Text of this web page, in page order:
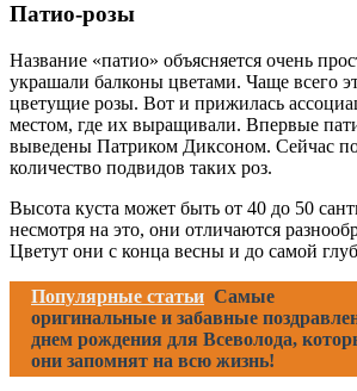
Патио-розы
Название «патио» объясняется очень
украшали балконы цветами. Чаще всего
цветущие розы. Вот и прижилась
местом, где их выращивали. Впервые
выведены Патриком Диксоном. Сейчас
количество подвидов таких роз.
Высота куста может быть от 40 до 50
несмотря на это, они отличаются
Цветут они с конца весны и до самой
Популярные статьи Самые
оригинальные и забавные
днем рождения для Всеволода,
они запомнят на всю жизнь!